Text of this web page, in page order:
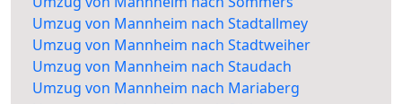
Umzug von Mannheim nach Stadtallmey
Umzug von Mannheim nach Stadtweiher
Umzug von Mannheim nach Staudach
Umzug von Mannheim nach Mariaberg